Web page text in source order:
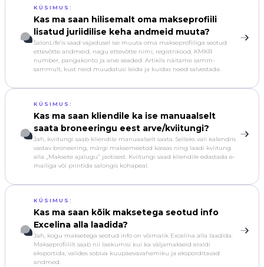
KÜSIMUS:
Kas ma saan hilisemalt oma makseprofiili
lisatud juriidilise keha andmeid muuta?
SalonLife’is saad vajadusel ise muuta oma makseprofiiliga seotud
ettevõtte andmeid, nagu ettevõtte nimi, registrikood, KMKR
number, pangakonto ja arve seaded. Artiklis näitame samm-
sammult, kust neid muudatusi leida ja kuidas need salvestada.
KÜSIMUS:
Kas ma saan kliendile ka ise manuaalselt
saata broneeringu eest arve/kviitungi?
Jah, kviitungi saab kliendile manuaalselt saata. Selleks vali kalendris
vastav broneering, märgi maksemeetod kassas ning laadi kviitung
alla „Maksete ajalugu“ jaotisest. Kviitungi saad kliendile edastada e-
mailiga või printida salongis kohapeal.
KÜSIMUS:
Kas ma saan kõik maksetega seotud info
Excelina alla laadida?
Jah, kogu maksetega seotud info on võimalik Excelina alla laadida.
Makseprofiililt saab nii laekumisi kui ka väljamakseid eraldi
eksportida, valides sobiva kuupäevavahemiku ja eksporditavad
andmed.